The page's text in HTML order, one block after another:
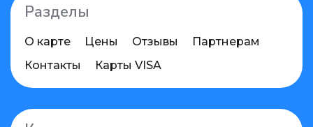
Разделы
О карте Цены Отзывы
Партнерам
Контакты
Карты VISA